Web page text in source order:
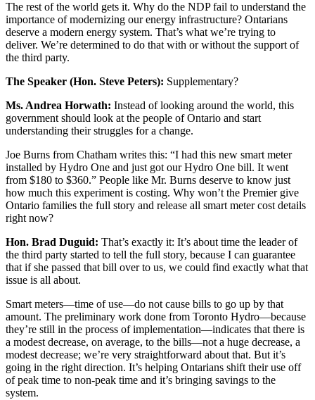
The rest of the world gets it. Why do the NDP fail to understand the
importance of modernizing our energy infrastructure? Ontarians
deserve a modern energy system. That’s what we’re trying to
deliver. We’re determined to do that with or without the support of
the third party.
The Speaker (Hon. Steve Peters): Supplementary?
Ms. Andrea Horwath: Instead of looking around the world, this
government should look at the people of Ontario and start
understanding their struggles for a change.
Joe Burns from Chatham writes this: “I had this new smart meter
installed by Hydro One and just got our Hydro One bill. It went
from $180 to $360.” People like Mr. Burns deserve to know just
how much this experiment is costing. Why won’t the Premier give
Ontario families the full story and release all smart meter cost details
right now?
Hon. Brad Duguid: That’s exactly it: It’s about time the leader of
the third party started to tell the full story, because I can guarantee
that if she passed that bill over to us, we could find exactly what that
issue is all about.
Smart meters—time of use—do not cause bills to go up by that
amount. The preliminary work done from Toronto Hydro—because
they’re still in the process of implementation—indicates that there is
a modest decrease, on average, to the bills—not a huge decrease, a
modest decrease; we’re very straightforward about that. But it’s
going in the right direction. It’s helping Ontarians shift their use off
of peak time to non-peak time and it’s bringing savings to the
system.